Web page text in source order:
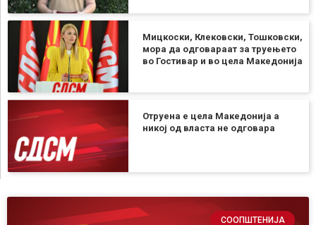
Мицкоски, Клековски, Тошковски,
мора да одговараат за труењето
во Гостивар и во цела Македонија
Отруена е цела Македонија а
никој од власта не одговара
СООПШТЕНИЈА